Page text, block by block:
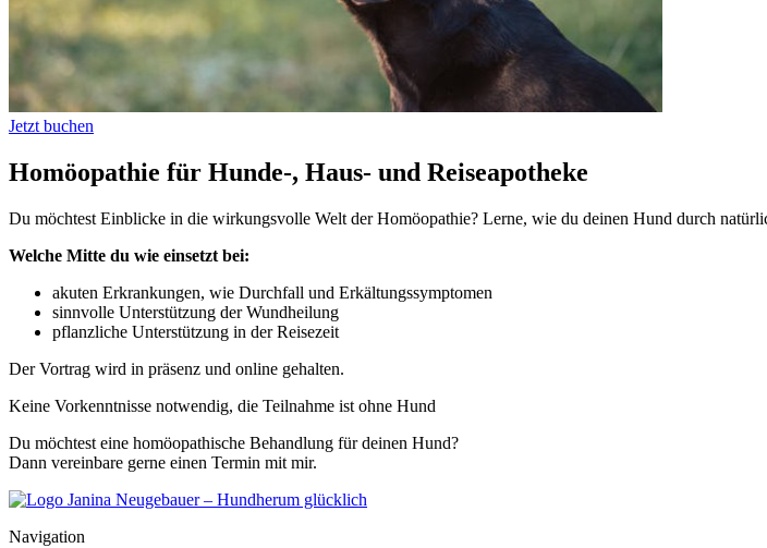
Jetzt buchen
Homöopathie für Hunde-, Haus- und Reiseapotheke
Du möchtest Einblicke in die wirkungsvolle Welt der Homöopathie? Lerne, wie du deinen Hund durch
Welche Mitte du wie einsetzt bei:
akuten Erkrankungen, wie Durchfall und Erkältungssymptomen
sinnvolle Unterstützung der Wundheilung
pflanzliche Unterstützung in der Reisezeit
Der Vortrag wird in präsenz und online gehalten.
Keine Vorkenntnisse notwendig, die Teilnahme ist ohne Hund
Du möchtest eine homöopathische Behandlung für deinen Hund?
Dann vereinbare gerne einen Termin mit mir.
Navigation